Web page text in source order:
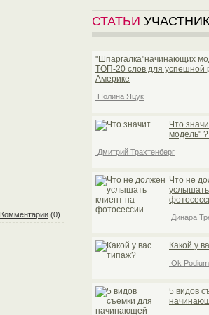
Комментарии (0)
СТАТЬИ
"Шпаргалка"начинающих
TOП-20 слов для успешной
Америке
Полина Яцук
Что
модель"
Дмитрий Трахтенберг
Что не
Динара
Какой у
Ok Podium
5 видов